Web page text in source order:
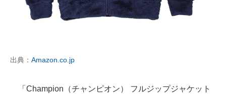
出典： Amazon.co.jp
「Champion（チャンピオン） フルジップジャケット